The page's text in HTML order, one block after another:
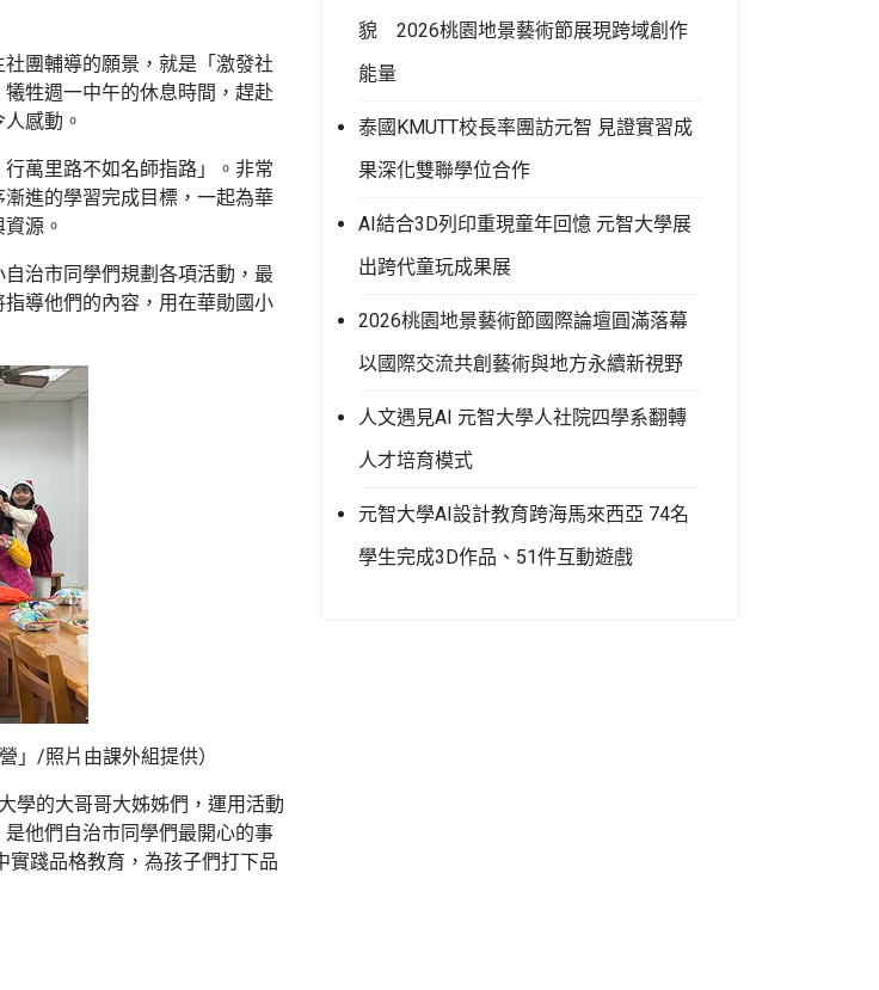
團輔導的願景，就是「激發社
牲週一中午的休息時間，趕赴
感動。
萬里路不如名師指路」。非常
進的學習完成目標，一起為華
源。
治市同學們規劃各項活動，最
導他們的內容，用在華勛國小
」/照片由課外組提供）
學的大哥哥大姊姊們，運用活動
他們自治市同學們最開心的事
踐品格教育，為孩子們打下品
貌 2026桃園地景藝術節展現跨域創作
能量
泰國KMUTT校長率團訪元智 見證實習成
果深化雙聯學位合作
AI結合3D列印重現童年回憶 元智大學展
出跨代童玩成果展
2026桃園地景藝術節國際論壇圓滿落幕
以國際交流共創藝術與地方永續新視野
人文遇見AI 元智大學人社院四學系翻轉
人才培育模式
元智大學AI設計教育跨海馬來西亞 74名
學生完成3D作品、51件互動遊戲